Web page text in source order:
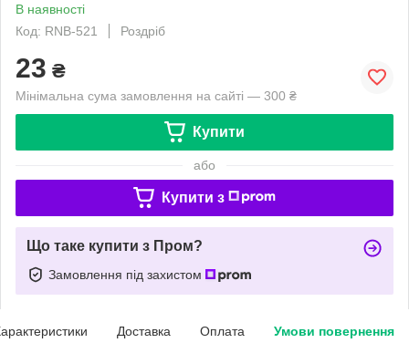
В наявності
Код: RNB-521
Роздріб
23 ₴
Мінімальна сума замовлення на сайті — 300 ₴
Купити
або
Купити з
Що таке купити з Пром?
Замовлення під захистом
Доставка Оплата Умови повернення